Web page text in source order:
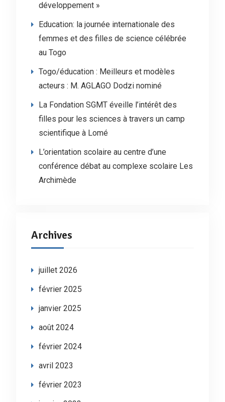
développement »
Education: la journée internationale des
femmes et des filles de science célébrée
au Togo
Togo/éducation : Meilleurs et modèles
acteurs : M. AGLAGO Dodzi nominé
La Fondation SGMT éveille l’intérêt des
filles pour les sciences à travers un camp
scientifique à Lomé
L’orientation scolaire au centre d’une
conférence débat au complexe scolaire Les
Archimède
Archives
juillet 2026
février 2025
janvier 2025
août 2024
février 2024
avril 2023
février 2023